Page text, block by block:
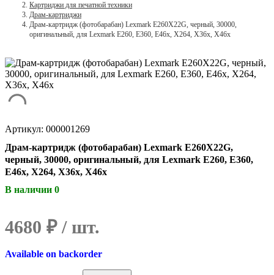
Картриджи для печатной техники
Драм-картриджи
Драм-картридж (фотобарабан) Lexmark E260X22G, черный, 30000,
оригинальный, для Lexmark E260, E360, E46x, X264, X36x, X46x
Артикул: 000001269
Драм-картридж (фотобарабан) Lexmark E260X22G,
черный, 30000, оригинальный, для Lexmark E260, E360,
E46x, X264, X36x, X46x
В наличии 0
4680 ₽
Available on backorder